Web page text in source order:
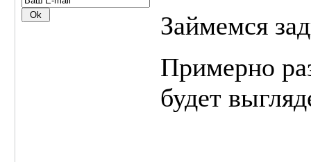
Займемся
Примерно
будет